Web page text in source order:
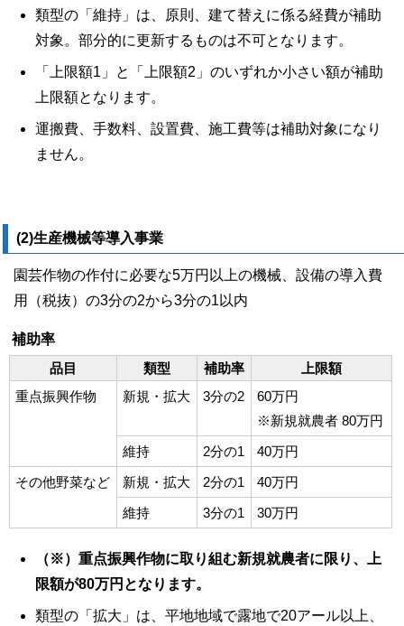
類型の「維持」は、原則、建て替えに係る経費が補助
対象。部分的に更新するものは不可となります。
「上限額1」と「上限額2」のいずれか小さい額が補助
上限額となります。
運搬費、手数料、設置費、施工費等は補助対象になり
ません。
(2)生産機械等導入事業
園芸作物の作付に必要な5万円以上の機械、設備の導入費
用（税抜）の3分の2から3分の1以内
補助率
品目
類型 補助率
上限額
重点振興作物
新規・拡大 3分の2
60万円
※新規就農者 80万円
維持
2分の1
40万円
その他野菜など
新規・拡大 2分の1
40万円
維持
3分の1 30万円
（※）重点振興作物に取り組む新規就農者に限り、上
限額が80万円となります。
類型の「拡大」は、平地地域で露地で20アール以上、